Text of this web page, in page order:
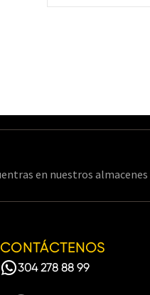
en nuestros almacenes
CONTÁCTENOS
304 278 88 99